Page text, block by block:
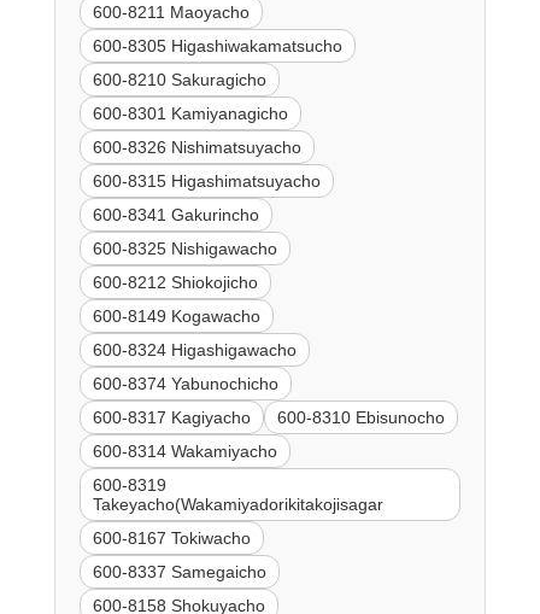
600-8211 Maoyacho
600-8305 Higashiwakamatsucho
600-8210 Sakuragicho
600-8301 Kamiyanagicho
600-8326 Nishimatsuyacho
600-8315 Higashimatsuyacho
600-8341 Gakurincho
600-8325 Nishigawacho
600-8212 Shiokojicho
600-8149 Kogawacho
600-8324 Higashigawacho
600-8374 Yabunochicho
600-8317 Kagiyacho
600-8310 Ebisunocho
600-8314 Wakamiyacho
600-8319
Takeyacho(Wakamiyadorikitakojisagar
600-8167 Tokiwacho
600-8337 Samegaicho
600-8158 Shokuyacho